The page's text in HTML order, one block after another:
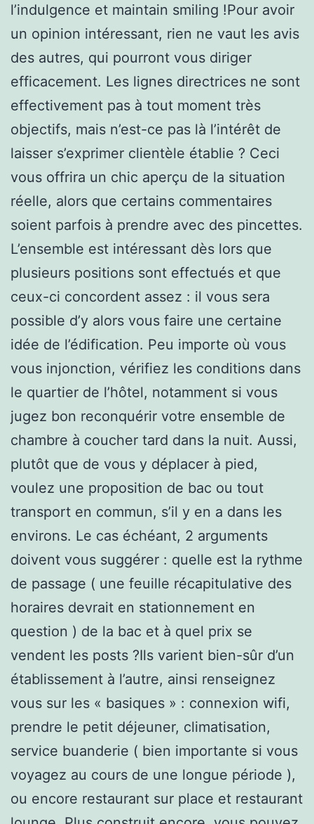
l’indulgence et maintain smiling !Pour avoir
un opinion intéressant, rien ne vaut les avis
des autres, qui pourront vous diriger
efficacement. Les lignes directrices ne sont
effectivement pas à tout moment très
objectifs, mais n’est-ce pas là l’intérêt de
laisser s’exprimer clientèle établie ? Ceci
vous offrira un chic aperçu de la situation
réelle, alors que certains commentaires
soient parfois à prendre avec des pincettes.
L’ensemble est intéressant dès lors que
plusieurs positions sont effectués et que
ceux-ci concordent assez : il vous sera
possible d’y alors vous faire une certaine
idée de l’édification. Peu importe où vous
vous injonction, vérifiez les conditions dans
le quartier de l’hôtel, notamment si vous
jugez bon reconquérir votre ensemble de
chambre à coucher tard dans la nuit. Aussi,
plutôt que de vous y déplacer à pied,
voulez une proposition de bac ou tout
transport en commun, s’il y en a dans les
environs. Le cas échéant, 2 arguments
doivent vous suggérer : quelle est la rythme
de passage ( une feuille récapitulative des
horaires devrait en stationnement en
question ) de la bac et à quel prix se
vendent les posts ?Ils varient bien-sûr d’un
établissement à l’autre, ainsi renseignez
vous sur les « basiques » : connexion wifi,
prendre le petit déjeuner, climatisation,
service buanderie ( bien importante si vous
voyagez au cours de une longue période ),
ou encore restaurant sur place et restaurant